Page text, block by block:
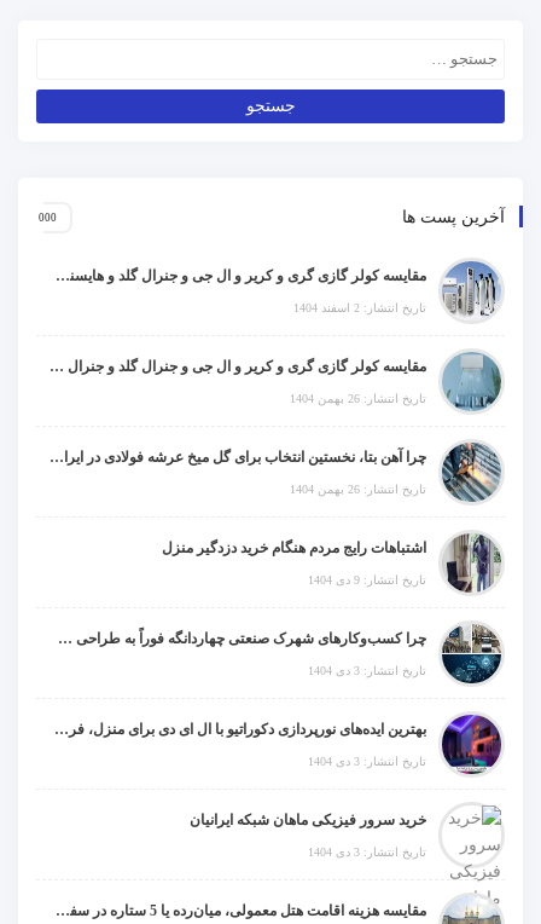
آخرین پست ها
مقایسه کولر گازی گری و کریر و ال جی و جنرال گلد و هایسنس و مدیا و اجنرال
تاریخ انتشار: 2 اسفند 1404
مقایسه کولر گازی گری و کریر و ال جی و جنرال گلد و جنرال شکار و سامسونگ و یونیوا
تاریخ انتشار: 26 بهمن 1404
چرا آهن بتا، نخستین انتخاب برای گل میخ عرشه فولادی در ایران است؟
تاریخ انتشار: 26 بهمن 1404
اشتباهات رایج مردم هنگام خرید دزدگیر منزل
تاریخ انتشار: 9 دی 1404
چرا کسب‌وکارهای شهرک صنعتی چهاردانگه فوراً به طراحی سایت نیاز دارند؟
تاریخ انتشار: 3 دی 1404
بهترین ایده‌های نورپردازی دکوراتیو با ال ای دی برای منزل، فروشگاه و دفتر کار
تاریخ انتشار: 3 دی 1404
خرید سرور فیزیکی ماهان شبکه ایرانیان
تاریخ انتشار: 3 دی 1404
مقایسه هزینه اقامت هتل معمولی، میان‌رده یا 5 ستاره در سفر زیارتی عراق